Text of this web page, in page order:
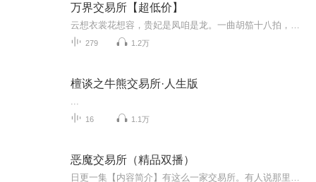
万界交易所【超低价】
279 1.2万
檀谈之牛熊交易所·人生版
16 1.1万
恶魔交易所（精品双播）